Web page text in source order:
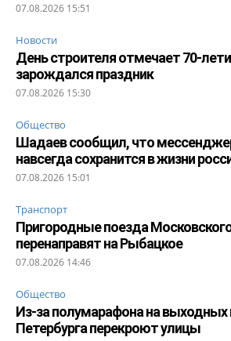
07.08.2026 15:51
Новости
День строителя отмечает 70-
зарождался праздник
07.08.2026 15:30
Общество
Шадаев сообщил, что
навсегда сохранится в жизни
07.08.2026 15:01
Транспорт
Пригородные поезда
перенаправят на Рыбацкое
07.08.2026 14:46
Общество
Из-за полумарафона на выходных
Петербурга перекроют улицы